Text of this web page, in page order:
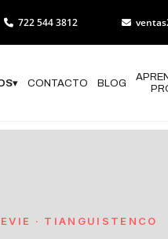
722 544 3812
▾ CONTACTO BLOG
· TIANGUISTENCO